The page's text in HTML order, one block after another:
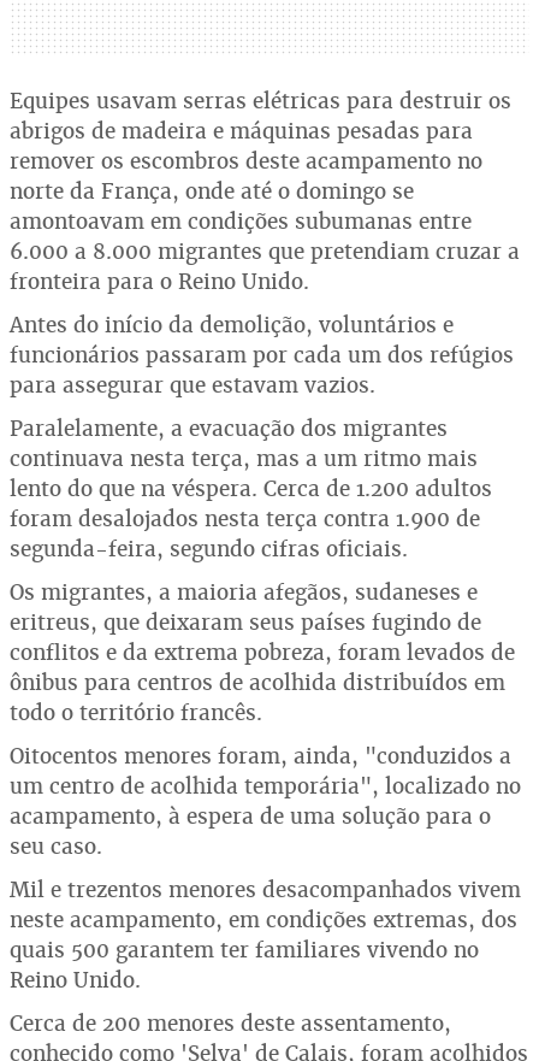
Equipes usavam serras elétricas para destruir os
abrigos de madeira e máquinas pesadas para
remover os escombros deste acampamento no
norte da França, onde até o domingo se
amontoavam em condições subumanas entre
6.000 a 8.000 migrantes que pretendiam cruzar a
fronteira para o Reino Unido.
Antes do início da demolição, voluntários e
funcionários passaram por cada um dos refúgios
para assegurar que estavam vazios.
Paralelamente, a evacuação dos migrantes
continuava nesta terça, mas a um ritmo mais
lento do que na véspera. Cerca de 1.200 adultos
foram desalojados nesta terça contra 1.900 de
segunda-feira, segundo cifras oficiais.
Os migrantes, a maioria afegãos, sudaneses e
eritreus, que deixaram seus países fugindo de
conflitos e da extrema pobreza, foram levados de
ônibus para centros de acolhida distribuídos em
todo o território francês.
Oitocentos menores foram, ainda, "conduzidos a
um centro de acolhida temporária", localizado no
acampamento, à espera de uma solução para o
seu caso.
Mil e trezentos menores desacompanhados vivem
neste acampamento, em condições extremas, dos
quais 500 garantem ter familiares vivendo no
Reino Unido.
Cerca de 200 menores deste assentamento,
conhecido como 'Selva' de Calais, foram acolhidos